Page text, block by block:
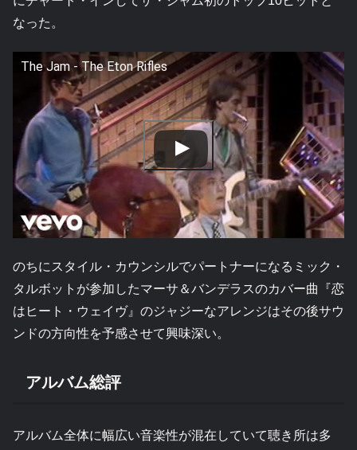
なった。
The Jam - The Eton Rifles
のちにスタイル・カウンシルでパートナーになるミック・
タルボットが参加したマーサ＆バンデラスのカバー曲『恋
はヒート・ウェイヴ』のジャジーなアレンジはその後サウ
ンドの方向性を予感させて興味深い。
アルバム総評
アルバム全体に幅広い音楽性が混在していて聴き所は多